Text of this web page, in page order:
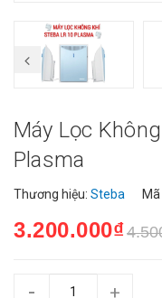
Máy Lọc
Plasma
Thương hiệu: Steba
3.200.000₫
- +